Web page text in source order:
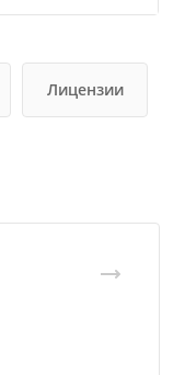
Лицензии